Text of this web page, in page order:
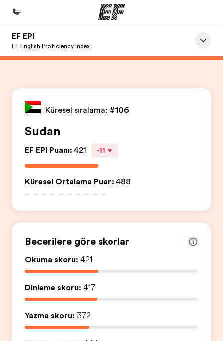
Ana Sayfa
Size yakın bir EF ofisi bulun
Hakkımızda
Kariyer
Ekibimize katılın
EF EPI
EF English Proficiency Index
Küresel sıralama: #106
Sudan
EF EPI Puanı: 421 -11
Küresel Ortalama Puan: 488
Becerilere göre skorlar
Okuma skoru: 421
Dinleme skoru: 417
Yazma skoru: 372